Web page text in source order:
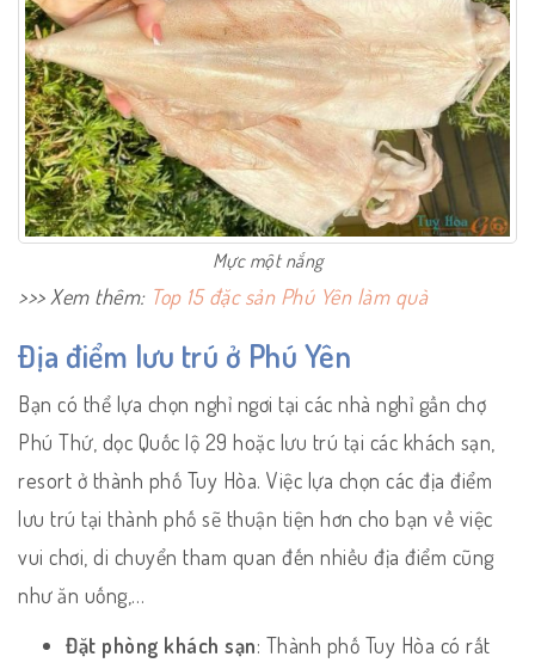
Mực một nắng
>>> Xem thêm: Top 15 đặc sản Phú Yên làm quà
Địa điểm lưu trú ở Phú Yên
Bạn có thể lựa chọn nghỉ ngơi tại các nhà nghỉ gần chợ
Phú Thứ, dọc Quốc lộ 29 hoặc lưu trú tại các khách sạn,
resort ở thành phố Tuy Hòa. Việc lựa chọn các địa điểm
lưu trú tại thành phố sẽ thuận tiện hơn cho bạn về việc
vui chơi, di chuyển tham quan đến nhiều địa điểm cũng
như ăn uống,…
Đặt phòng khách sạn: Thành phố Tuy Hòa có rất